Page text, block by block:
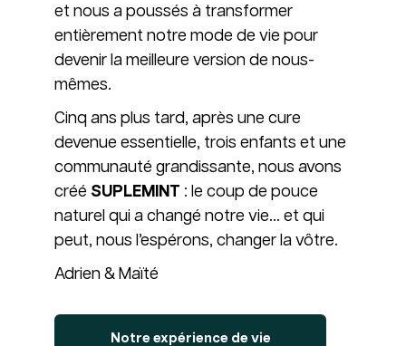
et nous a poussés à transformer
entièrement notre mode de vie pour
devenir la meilleure version de nous-
mêmes.
Cinq ans plus tard, après une cure
devenue essentielle, trois enfants et une
communauté grandissante, nous avons
créé SUPLEMINT : le coup de pouce
naturel qui a changé notre vie… et qui
peut, nous l’espérons, changer la vôtre.
Adrien & Maïté
Notre expérience de vie